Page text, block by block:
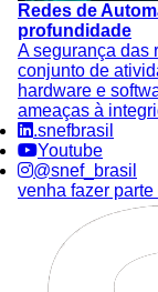
Redes de
profundidade
A segurança das
conjunto de
hardware e
ameaças à
.snefbrasil
Youtube
@snef_brasil
venha fazer